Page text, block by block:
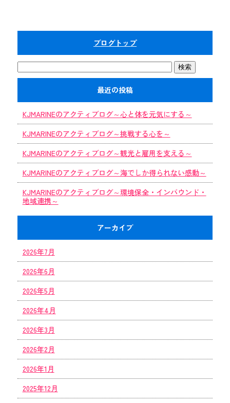
ブログトップ
最近の投稿
KJMARINEのアクティブログ～心と体を元気にする～
KJMARINEのアクティブログ～挑戦する心を～
KJMARINEのアクティブログ～観光と雇用を支える～
KJMARINEのアクティブログ～海でしか得られない感動～
KJMARINEのアクティブログ～環境保全・インバウンド・
地域連携～
アーカイブ
2026年7月
2026年6月
2026年5月
2026年4月
2026年3月
2026年2月
2026年1月
2025年12月